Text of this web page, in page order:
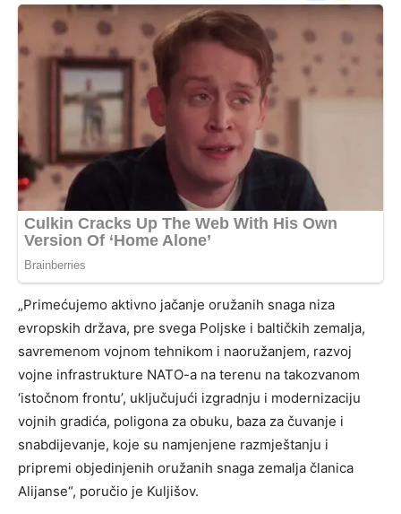
„Primećujemo aktivno jačanje oružanih snaga niza
evropskih država, pre svega Poljske i baltičkih zemalja,
savremenom vojnom tehnikom i naoružanjem, razvoj
vojne infrastrukture NATO-a na terenu na takozvanom
‘istočnom frontu’, uključujući izgradnju i modernizaciju
vojnih gradića, poligona za obuku, baza za čuvanje i
snabdijevanje, koje su namjenjene razmještanju i
pripremi objedinjenih oružanih snaga zemalja članica
Alijanse“, poručio je Kuljišov.